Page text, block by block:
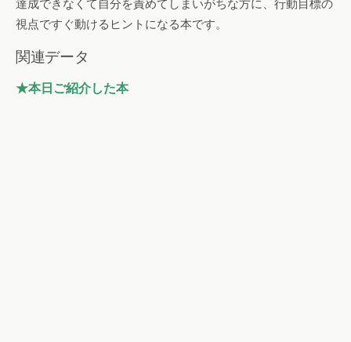
達成できなくて自分を責めてしまいがちな方に、行動目標の
視点ですぐ動けるヒントになる本です。
関連データ
★本日ご紹介した本